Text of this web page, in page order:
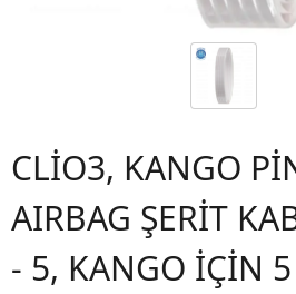
CLİO3, KANGO
AIRBAG ŞERİT
- 5, KANGO İÇİN